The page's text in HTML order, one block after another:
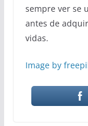
sempre ver se
antes de
vidas.
Image by